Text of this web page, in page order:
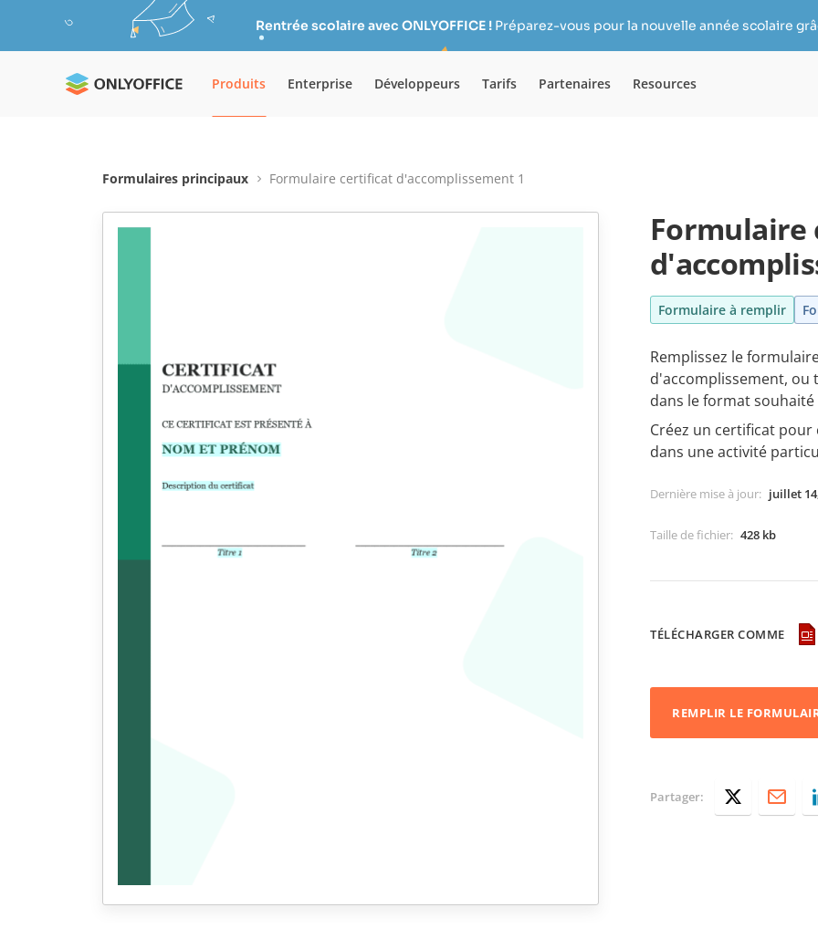
Rentrée scolaire avec ONLYOFFICE !Préparez-vous pour la nouvelle année scolaire
Produits Enterprise Développeurs Tarifs Partenaires Resources
Formulaires principaux Formulaire certificat d'accomplissement 1
Formulaire à remplir
Remplissez le
d'accomplissement, ou
dans le format souhaité
Créez un certificat
dans une activité
Dernière mise à jour: juillet
Taille de fichier: 428 kb
TÉLÉCHARGER COMME
REMPLIR LE
Partager: